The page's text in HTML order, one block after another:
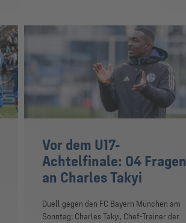
Vor dem U17-
Achtelfinale: 04 Fragen
an Charles Takyi
Duell gegen den FC Bayern München am
Sonntag: Charles Takyi, Chef-Trainer der